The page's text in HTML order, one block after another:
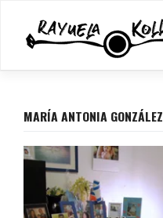
content
MARÍA ANTONIA GONZÁLEZ